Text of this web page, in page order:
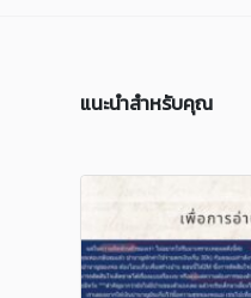
แนะนำสำหรับคุณ